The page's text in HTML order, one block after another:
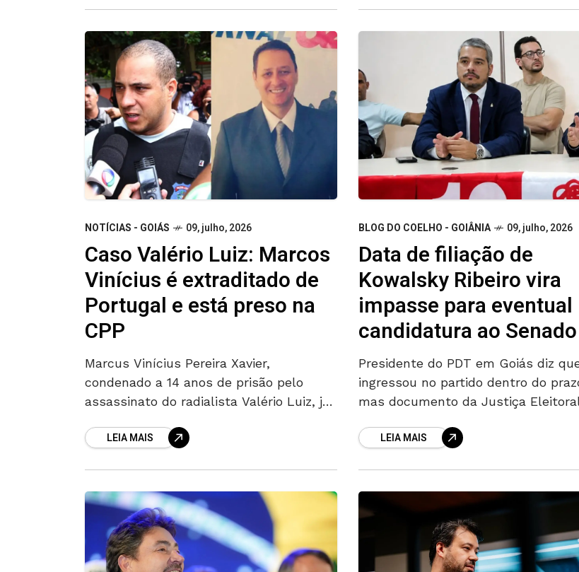
BLOG DO COELHO - GOIÂNIA 09, julho, 2026
Data de filiação de
Kowalsky Ribeiro vira
impasse para eventual
candidatura ao Senado
Presidente do PDT em Goiás diz
ingressou no partido dentro do
mas documento da Justiça
PDT em Goiás, Kowalsky Ribeiro,
LEIA MAIS
NOTÍCIAS - GOIÁS 09, julho, 2026
Caso Valério Luiz: Marcos
Vinícius é extraditado de
Portugal e está preso na
CPP
Marcus Vinícius Pereira Xavier,
condenado a 14 anos de prisão pelo
assassinato do radialista Valério Luiz, já
Provisória (CPP), em Aparecida de
LEIA MAIS